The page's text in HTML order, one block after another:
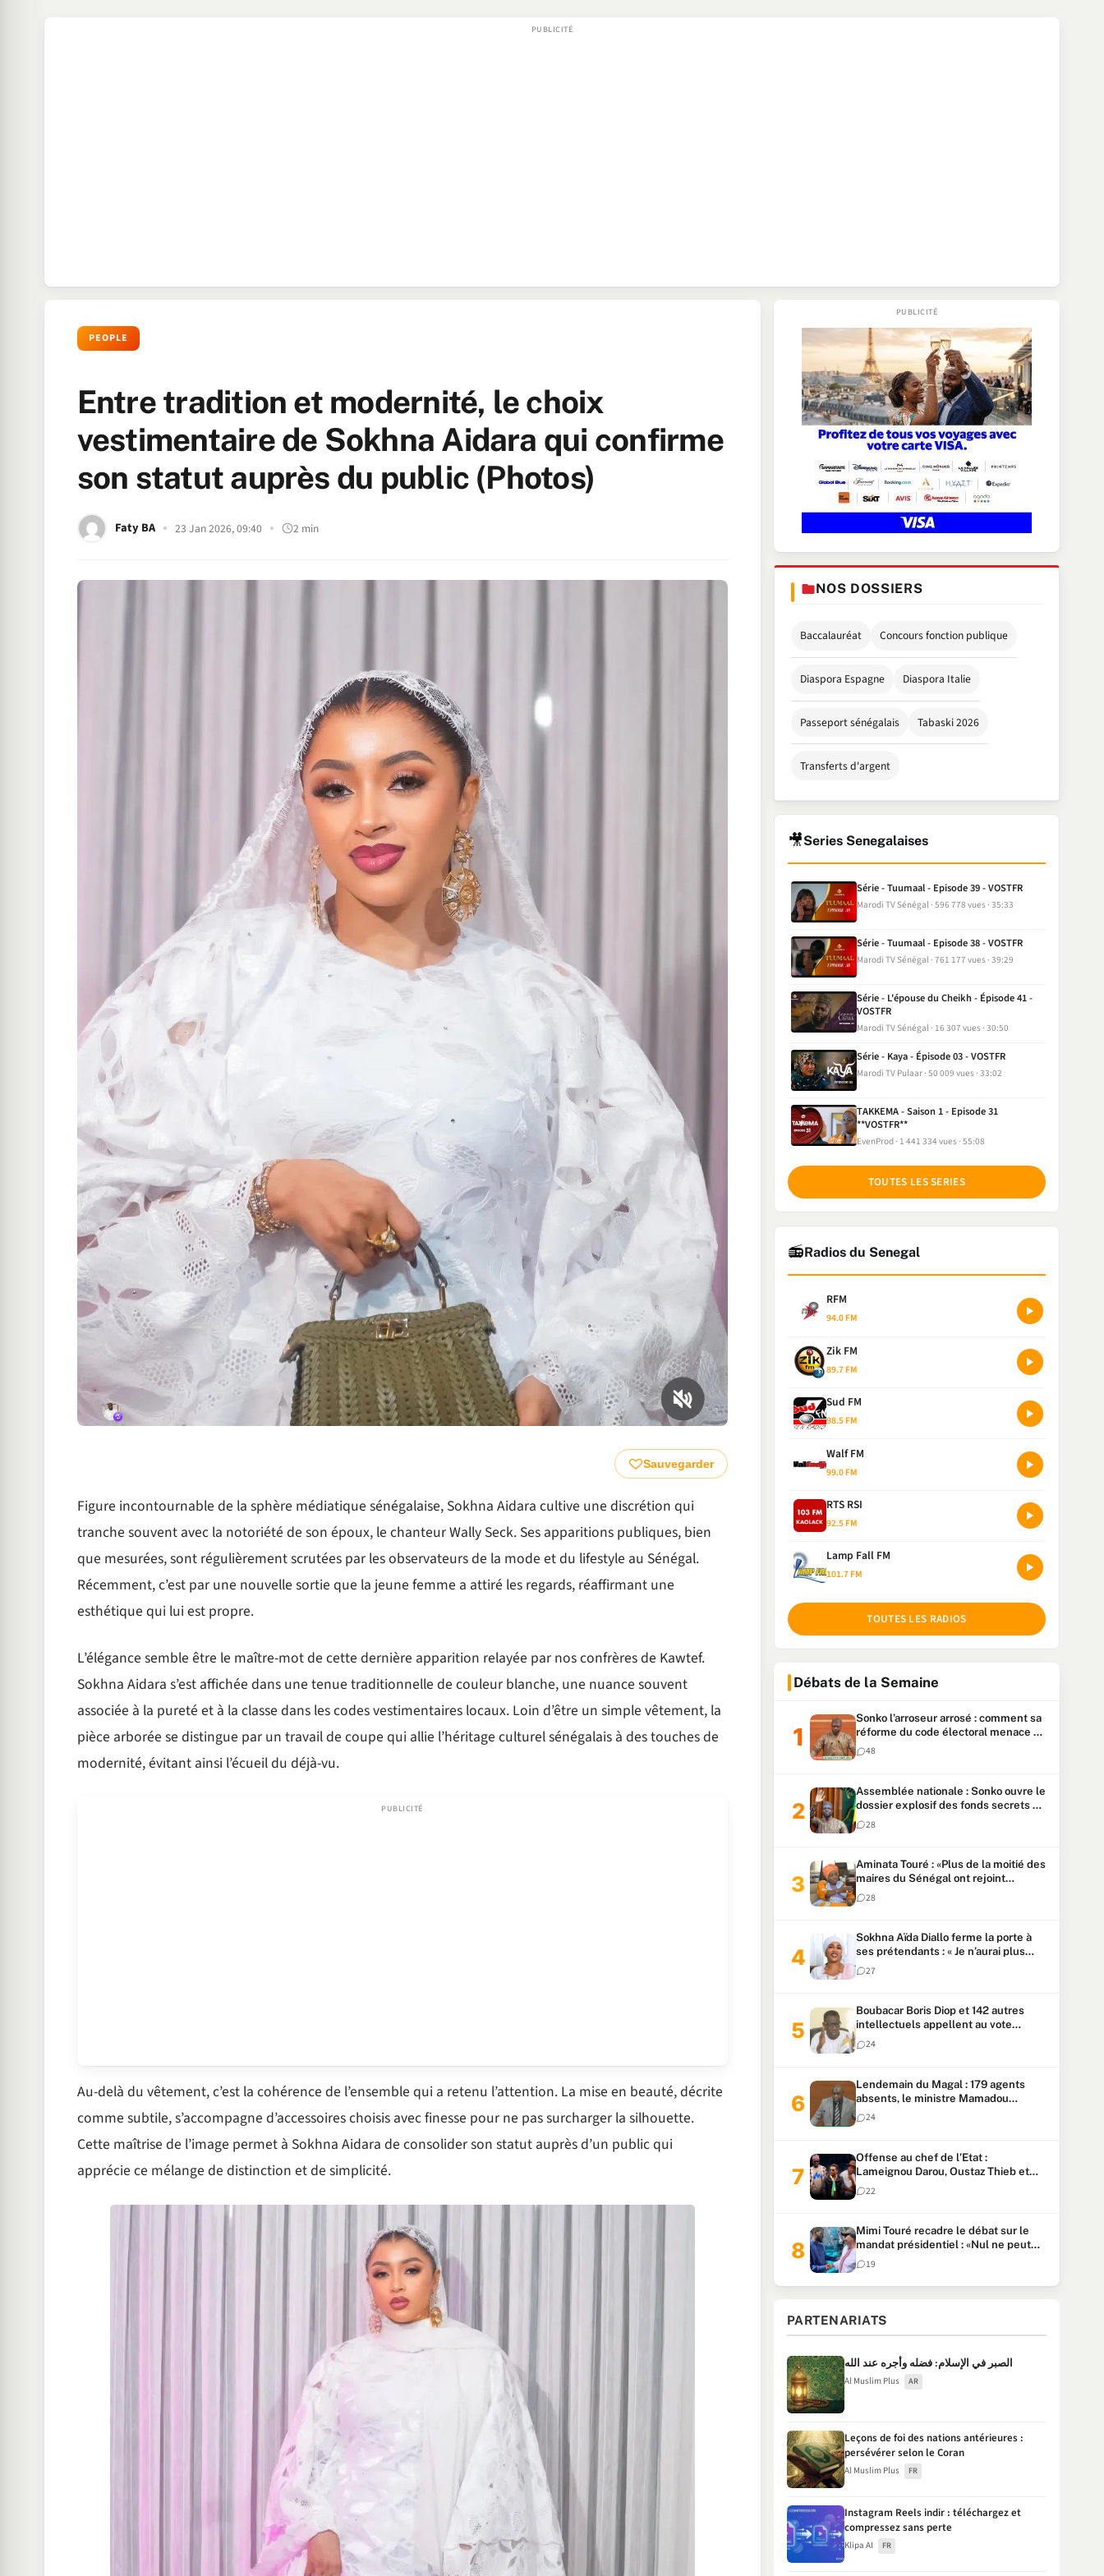
PEOPLE
Entre tradition et modernité, le choix
vestimentaire de Sokhna Aidara qui confirme
son statut auprès du public (Photos)
Faty BA 23 Jan 2026, 09:40 2 min
Sauvegarder
Figure incontournable de la sphère médiatique sénégalaise, Sokhna Aidara cultive une discrétion qui
tranche souvent avec la notoriété de son époux, le chanteur Wally Seck. Ses apparitions publiques, bien
que mesurées, sont régulièrement scrutées par les observateurs de la mode et du lifestyle au Sénégal.
Récemment, c’est par une nouvelle sortie que la jeune femme a attiré les regards, réaffirmant une
esthétique qui lui est propre.
L’élégance semble être le maître-mot de cette dernière apparition relayée par nos confrères de Kawtef.
Sokhna Aidara s’est affichée dans une tenue traditionnelle de couleur blanche, une nuance souvent
associée à la pureté et à la classe dans les codes vestimentaires locaux. Loin d’être un simple vêtement, la
pièce arborée se distingue par un travail de coupe qui allie l’héritage culturel sénégalais à des touches de
modernité, évitant ainsi l’écueil du déjà-vu.
Au-delà du vêtement, c’est la cohérence de l’ensemble qui a retenu l’attention. La mise en beauté, décrite
comme subtile, s’accompagne d’accessoires choisis avec finesse pour ne pas surcharger la silhouette.
Cette maîtrise de l’image permet à Sokhna Aidara de consolider son statut auprès d’un public qui
apprécie ce mélange de distinction et de simplicité.
NOS DOSSIERS
Baccalauréat Concours fonction publique
Diaspora Espagne Diaspora Italie
Passeport sénégalais Tabaski 2026
Transferts d'argent
🎥Series Senegalaises
Série - Tuumaal - Episode 39 - VOSTFR
Marodi TV Sénégal 596 778 vues 35:33
Série - Tuumaal - Episode 38 - VOSTFR
Marodi TV Sénégal 761 177 vues 39:29
Série - L'épouse du Cheikh - Épisode 41 -
VOSTFR
Marodi TV Sénégal 16 307 vues 30:50
Série - Kaya - Épisode 03 - VOSTFR
Marodi TV Pulaar 50 009 vues 33:02
TAKKEMA - Saison 1 - Episode 31
**VOSTFR**
EvenProd 1 441 334 vues 55:08
TOUTES LES SERIES
📻Radios du Senegal
RFM
94.0 FM
Zik FM
89.7 FM
Sud FM
98.5 FM
Walf FM
99.0 FM
RTS RSI
92.5 FM
Lamp Fall FM
101.7 FM
TOUTES LES RADIOS
Débats de la Semaine
Sonko l’arroseur arrosé : comment sa
réforme du code électoral menace sa
candidature
48
Assemblée nationale : Sonko ouvre le
dossier explosif des fonds secrets et
du patrimoine présidentiel
28
Aminata Touré : «Plus de la moitié des
maires du Sénégal ont rejoint
Kiiraay»
28
Sokhna Aïda Diallo ferme la porte à
ses prétendants : « Je n’aurai plus
jamais un autre mari »
27
Boubacar Boris Diop et 142 autres
intellectuels appellent au vote
urgent de la révision
constitutionnelle
24
Lendemain du Magal : 179 agents
absents, le ministre Mamadou
Lamine Dianté exige des explications
24
Offense au chef de l’Etat :
Lameignou Darou, Oustaz Thieb et
Ndiaye Touba lourdement
condamnés
22
Mimi Touré recadre le débat sur le
mandat présidentiel : «Nul ne peut
faire plus de deux mandats
consécutifs de 5 ans»
19
PARTENARIATS
الصبر في الإسلام: فضله وأجره عند الله
Al Muslim Plus AR
Leçons de foi des nations antérieures :
persévérer selon le Coran
Al Muslim Plus FR
Instagram Reels indir : téléchargez et
compressez sans perte
Klipa AI FR